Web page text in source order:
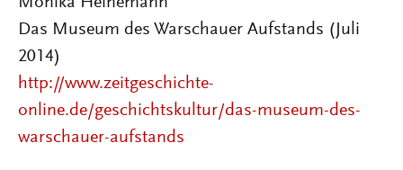
Das Museum des Warschauer Aufstands (Juli
2014)
http://www.zeitgeschichte-
online.de/geschichtskultur/das-museum-des-
warschauer-aufstands